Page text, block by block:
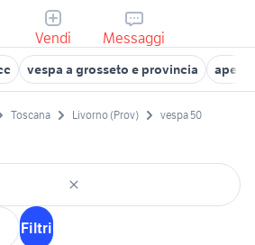
Vendi Messaggi
vespa a grosseto e provincia ape
Toscana Livorno (Prov) vespa 50
Filtri